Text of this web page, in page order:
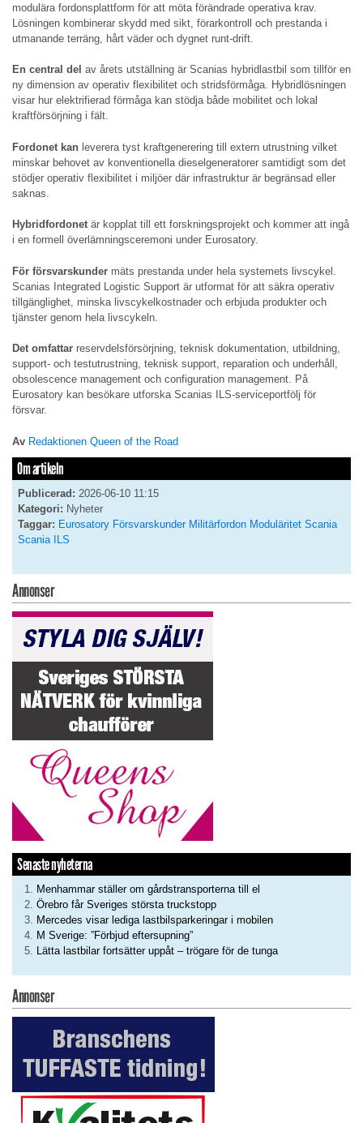
modulära fordonsplattform för att möta förändrade operativa krav.
Lösningen kombinerar skydd med sikt, förarkontroll och prestanda i
utmanande terräng, hårt väder och dygnet runt-drift.
En central del av årets utställning är Scanias hybridlastbil som tillför en
ny dimension av operativ flexibilitet och stridsförmåga. Hybridlösningen
visar hur elektrifierad förmåga kan stödja både mobilitet och lokal
kraftförsörjning i fält.
Fordonet kan leverera tyst kraftgenerering till extern utrustning vilket
minskar behovet av konventionella dieselgeneratorer samtidigt som det
stödjer operativ flexibilitet i miljöer där infrastruktur är begränsad eller
saknas.
Hybridfordonetär kopplat till ett forskningsprojekt och kommer att ingå
i en formell överlämningsceremoni under Eurosatory.
För försvarskunder mäts prestanda under hela systemets livscykel.
Scanias Integrated Logistic Support är utformat för att säkra operativ
tillgänglighet, minska livscykelkostnader och erbjuda produkter och
tjänster genom hela livscykeln.
Det omfattar reservdelsförsörjning, teknisk dokumentation, utbildning,
support- och testutrustning, teknisk support, reparation och underhåll,
obsolescence management och configuration management. På
Eurosatory kan besökare utforska Scanias ILS-serviceportfölj för
försvar.
Av Redaktionen Queen of the Road
Om artikeln
Publicerad: 2026-06-10 11:15
Kategori: Nyheter
Taggar: Eurosatory Försvarskunder Militärfordon Moduläritet Scania
Scania ILS
Annonser
Senaste nyheterna
Menhammar ställer om gårdstransporterna till el
Örebro får Sveriges största truckstopp
Mercedes visar lediga lastbilsparkeringar i mobilen
M Sverige: ”Förbjud eftersupning”
Lätta lastbilar fortsätter uppåt – trögare för de tunga
Annonser